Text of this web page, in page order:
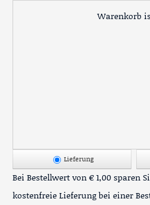
Warenkorb
Lieferung
Bei Bestellwert von € 1,00 sparen
kostenfreie Lieferung bei einer